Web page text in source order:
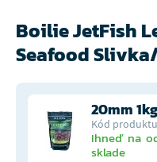
Boilie JetFish
Seafood
20mm 1kg
Kód
Ihneď na
sklade